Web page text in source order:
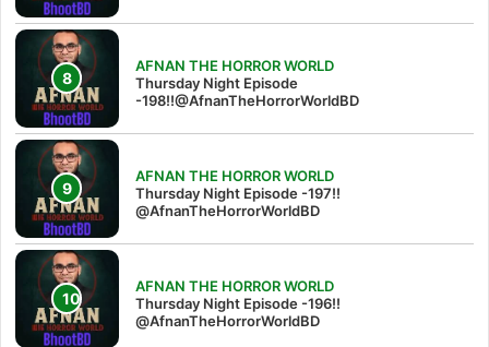
AFNAN THE HORROR WORLD
Thursday Night Episode
-198!!@AfnanTheHorrorWorldBD
AFNAN THE HORROR WORLD
Thursday Night Episode -197!!‪
@AfnanTheHorrorWorldBD‬
AFNAN THE HORROR WORLD
Thursday Night Episode -196!!
@AfnanTheHorrorWorldBD